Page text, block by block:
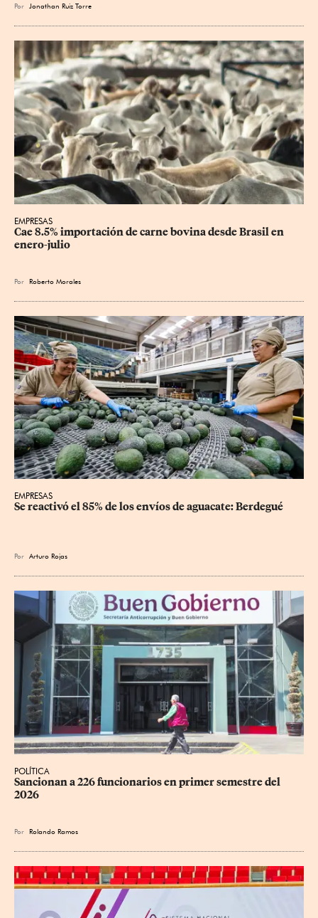
Por Jonathan Ruiz Torre
EMPRESAS
Cae 8.5% importación de carne bovina desde Brasil en
enero-julio
Por Roberto Morales
EMPRESAS
Se reactivó el 85% de los envíos de aguacate: Berdegué
Por Arturo Rojas
POLÍTICA
Sancionan a 226 funcionarios en primer semestre del
2026
Por Rolando Ramos